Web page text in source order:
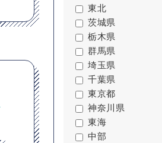
東北
茨城県
栃木県
群馬県
埼玉県
千葉県
東京都
神奈川県
東海
中部